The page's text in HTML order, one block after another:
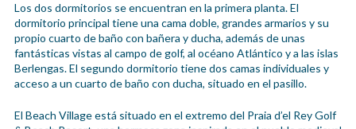
Los dos dormitorios se encuentran en la primera planta. El
dormitorio principal tiene una cama doble, grandes armarios y su
propio cuarto de baño con bañera y ducha, además de unas
fantásticas vistas al campo de golf, al océano Atlántico y a las islas
Berlengas. El segundo dormitorio tiene dos camas individuales y
acceso a un cuarto de baño con ducha, situado en el pasillo.
El Beach Village está situado en el extremo del Praia d’el Rey Golf